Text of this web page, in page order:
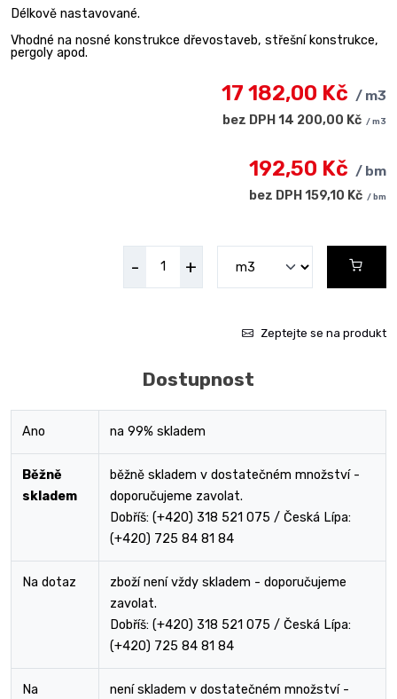
Délkově nastavované.
Vhodné na nosné konstrukce dřevostaveb, střešní konstrukce,
pergoly apod.
17 182,00 Kč / m3
bez DPH 14 200,00 Kč / m3
192,50 Kč / bm
bez DPH 159,10 Kč / bm
- +
Zeptejte se na produkt
Dostupnost
Ano na 99% skladem
Běžně
skladem
běžně skladem v dostatečném množství -
doporučujeme zavolat.
Dobříš: (+420) 318 521 075 / Česká Lípa:
(+420) 725 84 81 84
Na dotaz
zboží není vždy skladem - doporučujeme
zavolat.
Dobříš: (+420) 318 521 075 / Česká Lípa:
(+420) 725 84 81 84
Na
není skladem v dostatečném množství -